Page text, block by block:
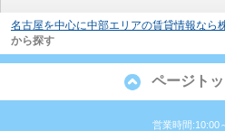
名古屋を中心に中部エリアの賃貸情報なら
から探す
ページト
営業時間:10:00